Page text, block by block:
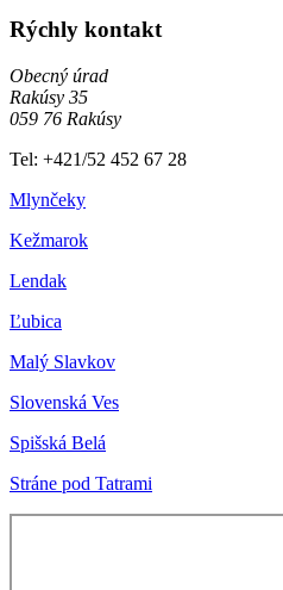
Rýchly kontakt
Obecný úrad
Rakúsy 35
059 76 Rakúsy
Tel: +421/52 452 67 28
Mlynčeky
Kežmarok
Lendak
Ľubica
Malý Slavkov
Slovenská Ves
Spišská Belá
Stráne pod Tatrami